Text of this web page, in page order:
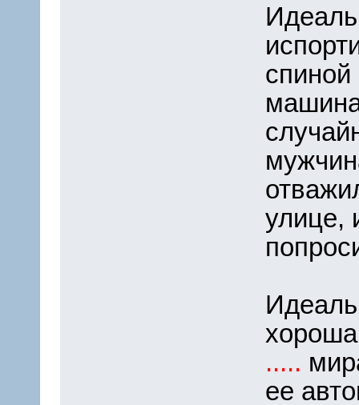
спиной
улице,
.....
ее